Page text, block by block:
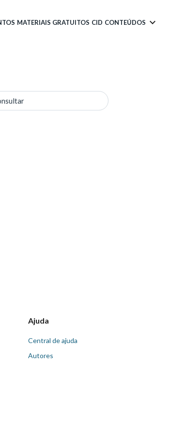
MATERIAIS GRATUITOS CID CONTEÚDOS
Ajuda
Central de ajuda
Autores